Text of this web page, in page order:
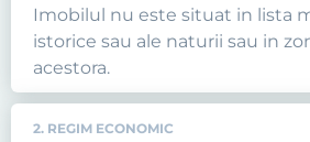
Imobilul nu este situat in lista
istorice sau ale naturii sau in
acestora.
2. REGIM ECONOMIC